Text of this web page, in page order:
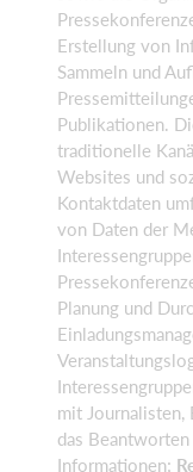
Erstellung von
Sammeln und
Publikationen.
traditionelle
Websites und
Kontaktdaten
von Daten der
Planung und
mit Journalisten,
das
Informationen;